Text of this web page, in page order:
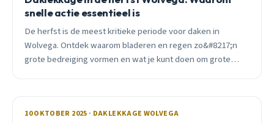
snelle actie essentieel is
De herfst is de meest kritieke periode voor daken in
Wolvega. Ontdek waarom bladeren en regen zo&#8217;n
grote bedreiging vormen en wat je kunt doen om grote
10 OKTOBER 2025 · DAKLEKKAGE WOLVEGA